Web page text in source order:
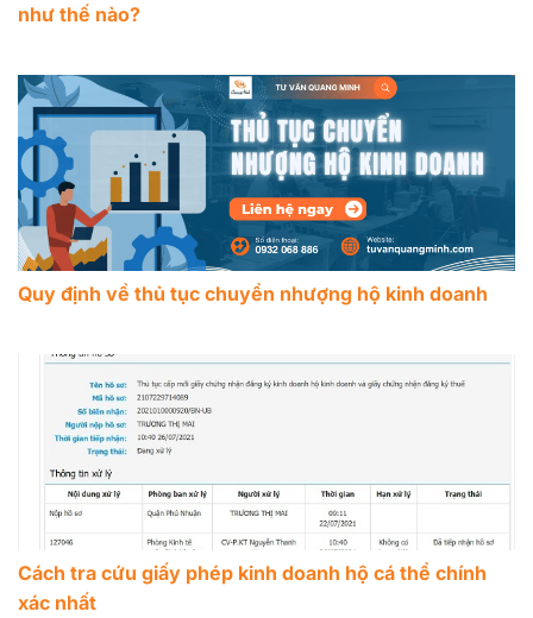
như thế nào?
Quy định về thủ tục chuyển nhượng hộ kinh doanh
Cách tra cứu giấy phép kinh doanh hộ cá thể chính
xác nhất